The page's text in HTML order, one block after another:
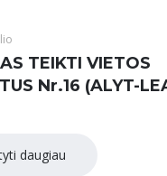
TEIKTI VIETOS
Nr.16 (ALYT-
daugiau